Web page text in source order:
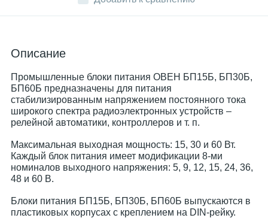
Описание
Промышленные блоки питания ОВЕН БП15Б, БП30Б,
БП60Б предназначены для питания
стабилизированным напряжением постоянного тока
широкого спектра радиоэлектронных устройств –
релейной автоматики, контроллеров и т. п.
Максимальная выходная мощность: 15, 30 и 60 Вт.
Каждый блок питания имеет модификации 8-ми
номиналов выходного напряжения: 5, 9, 12, 15, 24, 36,
48 и 60 В.
Блоки питания БП15Б, БП30Б, БП60Б выпускаются в
пластиковых корпусах с креплением на DIN-рейку.